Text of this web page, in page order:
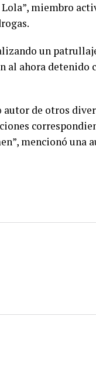
miembro
un
ahora detenido
de otros
mencionó una